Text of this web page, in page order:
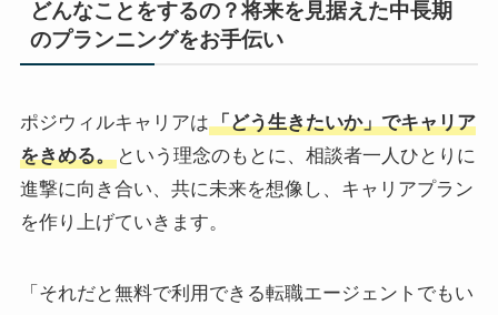
どんなことをするの？将来を見据えた中長期
のプランニングをお手伝い
ポジウィルキャリアは「どう生きたいか」でキャリア
をきめる。という理念のもとに、相談者一人ひとりに
進撃に向き合い、共に未来を想像し、キャリアプラン
を作り上げていきます。
「それだと無料で利用できる転職エージェントでもい